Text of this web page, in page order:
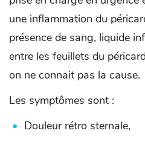
une inflammation du
présence de sang, liquide
entre les feuillets du
on ne connait pas la cause.
Les symptômes sont :
Douleur rétro sternale,